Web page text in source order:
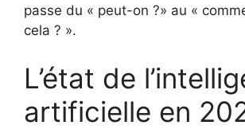
passe du « peut-on ?» au «
cela ? ».
L’état de
artificielle en